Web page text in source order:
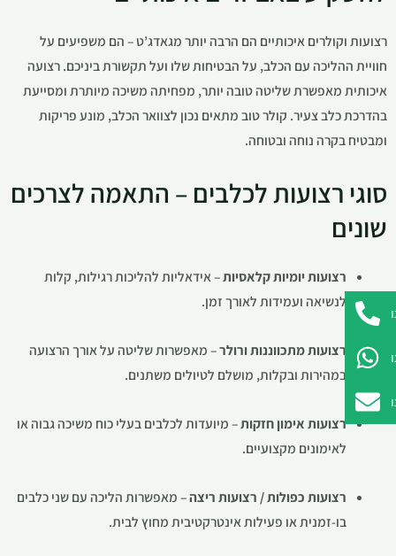
רצועות וקולרים איכותיים הם הרבה יותר מגאדג’ט – הם משפיעים על
חוויית ההליכה עם הכלב, על הבטיחות שלו ועל תקשורת ביניכם. רצועה
איכותית מאפשרת שליטה טובה יותר, מפחיתה משיכה מיותרת ומסייעת
בהדרכת כלב צעיר. קולר טוב מתאים נכון לצוואר הכלב, מונע פריקות
ומבטיח בקרה נוחה ובטוחה.
סוגי רצועות לכלבים – התאמה לצרכים
שונים
רצועות יומיות קלאסיות– אידאליות להליכות רגילות, קלות
לנשיאה ועמידות לאורך זמן.
רצועות מתכווננות ורולר– מאפשרות שליטה על אורך הרצועה
במהירות ובקלות, מושלם לטיולים משתנים.
רצועות אימון חזקות– מיועדות לכלבים בעלי כוח משיכה גבוה או
לאימונים מקצועיים.
רצועות כפולות / רצועות ריצה– מאפשרות הליכה עם שני כלבים
בו-זמנית או פעילות אינטרקטיבית מחוץ לבית.